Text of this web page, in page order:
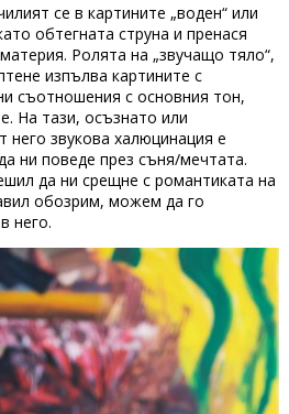
се в картините „воден“ или
обтегната струна и пренася
Ролята на „звучащо тяло“,
изпълва картините с
съотношения с основния тон,
На тази, осъзнато или
него звукова халюцинация е
ни поведе през съня/мечтата.
да ни срещне с романтиката на
обозрим, можем да го
него.